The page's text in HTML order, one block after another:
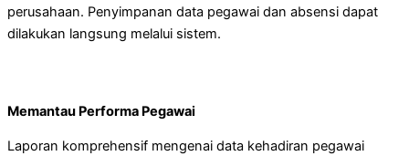
perusahaan. Penyimpanan data pegawai dan absensi dapat
dilakukan langsung melalui sistem.
Memantau Performa Pegawai
Laporan komprehensif mengenai data kehadiran pegawai